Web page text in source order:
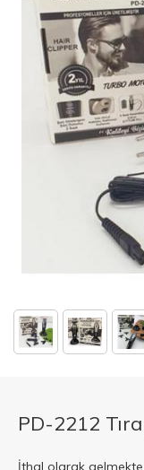
PD-2212
İthal olarak gelmekte